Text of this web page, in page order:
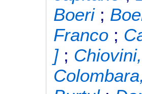
Boeri;
Franco ;
];